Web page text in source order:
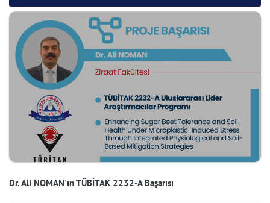
Dr. Ali NOMAN'ın TÜBİTAK 2232-A Başarısı